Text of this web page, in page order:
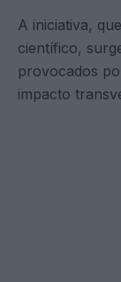
A iniciativa,
científico,
provocados
impacto